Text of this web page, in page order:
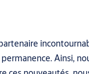
Ainsi,